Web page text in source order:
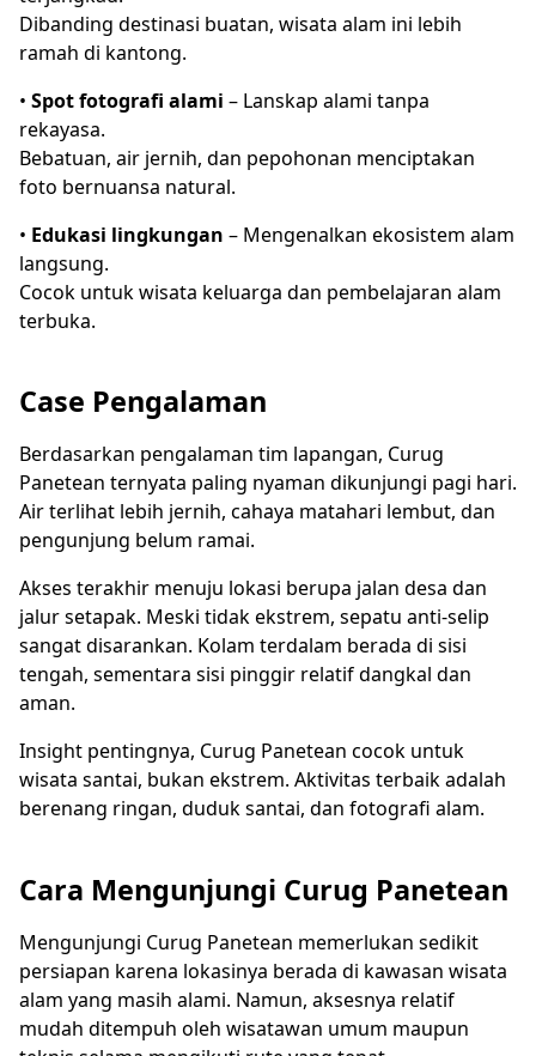
Dibanding destinasi buatan, wisata alam ini lebih
ramah di kantong.
• Spot fotografi alami – Lanskap alami tanpa
rekayasa.
Bebatuan, air jernih, dan pepohonan menciptakan
foto bernuansa natural.
• Edukasi lingkungan – Mengenalkan ekosistem alam
langsung.
Cocok untuk wisata keluarga dan pembelajaran alam
terbuka.
Case Pengalaman
Berdasarkan pengalaman tim lapangan, Curug
Panetean ternyata paling nyaman dikunjungi pagi hari.
Air terlihat lebih jernih, cahaya matahari lembut, dan
pengunjung belum ramai.
Akses terakhir menuju lokasi berupa jalan desa dan
jalur setapak. Meski tidak ekstrem, sepatu anti-selip
sangat disarankan. Kolam terdalam berada di sisi
tengah, sementara sisi pinggir relatif dangkal dan
aman.
Insight pentingnya, Curug Panetean cocok untuk
wisata santai, bukan ekstrem. Aktivitas terbaik adalah
berenang ringan, duduk santai, dan fotografi alam.
Cara Mengunjungi Curug Panetean
Mengunjungi Curug Panetean memerlukan sedikit
persiapan karena lokasinya berada di kawasan wisata
alam yang masih alami. Namun, aksesnya relatif
mudah ditempuh oleh wisatawan umum maupun